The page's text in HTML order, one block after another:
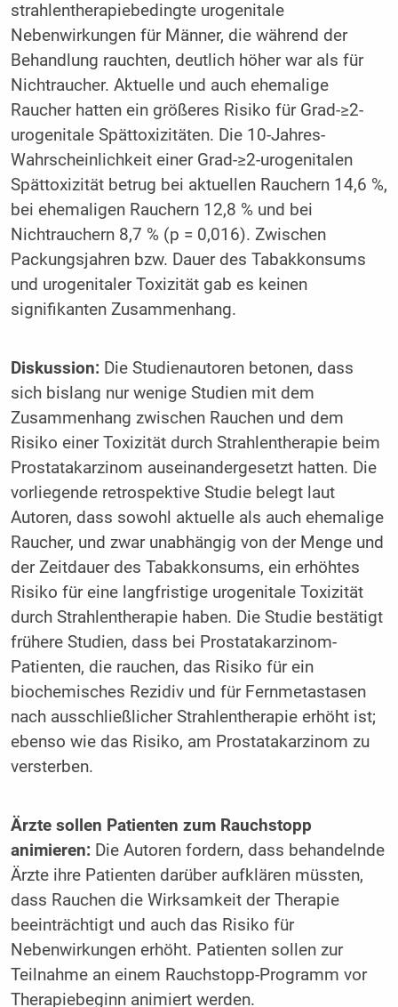
strahlentherapiebedingte urogenitale
Nebenwirkungen für Männer, die während der
Behandlung rauchten, deutlich höher war als für
Nichtraucher. Aktuelle und auch ehemalige
Raucher hatten ein größeres Risiko für Grad-≥2-
urogenitale Spättoxizitäten. Die 10-Jahres-
Wahrscheinlichkeit einer Grad-≥2-urogenitalen
Spättoxizität betrug bei aktuellen Rauchern 14,6 %,
bei ehemaligen Rauchern 12,8 % und bei
Nichtrauchern 8,7 % (p = 0,016). Zwischen
Packungsjahren bzw. Dauer des Tabakkonsums
und urogenitaler Toxizität gab es keinen
signifikanten Zusammenhang.
Diskussion:Die Studienautoren betonen, dass
sich bislang nur wenige Studien mit dem
Zusammenhang zwischen Rauchen und dem
Risiko einer Toxizität durch Strahlentherapie beim
Prostatakarzinom auseinandergesetzt hatten. Die
vorliegende retrospektive Studie belegt laut
Autoren, dass sowohl aktuelle als auch ehemalige
Raucher, und zwar unabhängig von der Menge und
der Zeitdauer des Tabakkonsums, ein erhöhtes
Risiko für eine langfristige urogenitale Toxizität
durch Strahlentherapie haben. Die Studie bestätigt
frühere Studien, dass bei Prostatakarzinom-
Patienten, die rauchen, das Risiko für ein
biochemisches Rezidiv und für Fernmetastasen
nach ausschließlicher Strahlentherapie erhöht ist;
ebenso wie das Risiko, am Prostatakarzinom zu
versterben.
Ärzte sollen Patienten zum Rauchstopp
animieren:Die Autoren fordern, dass behandelnde
Ärzte ihre Patienten darüber aufklären müssten,
dass Rauchen die Wirksamkeit der Therapie
beeinträchtigt und auch das Risiko für
Nebenwirkungen erhöht. Patienten sollen zur
Teilnahme an einem Rauchstopp-Programm vor
Therapiebeginn animiert werden.